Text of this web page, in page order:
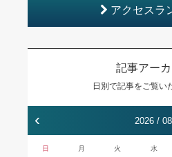
アクセスラ
記事アー
日別で記事をご覧い
‹ 2026 / 08
日 月 火 水